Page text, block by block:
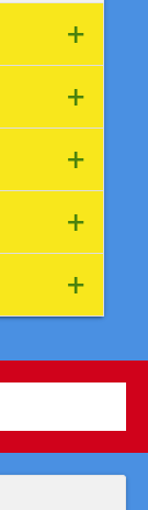
+
+
+
+
+